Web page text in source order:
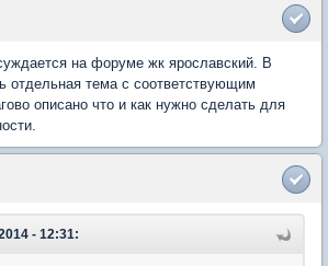
на форуме жк ярославский. В
отдельная тема с соответствующим
описано что и как нужно сделать для
- 12:31: